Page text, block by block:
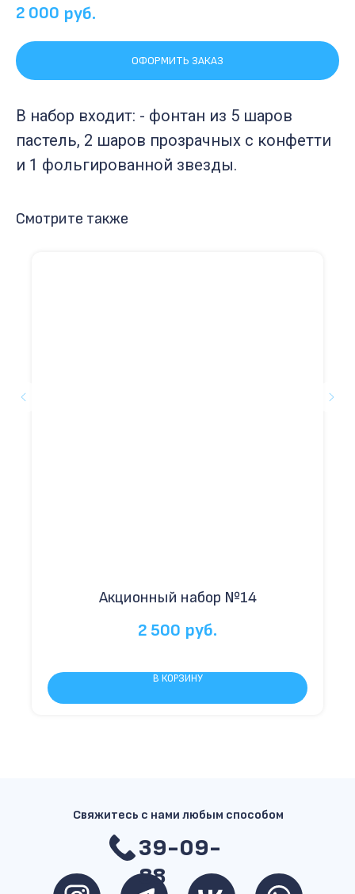
2 000 руб.
ОФОРМИТЬ ЗАКАЗ
В набор входит: - фонтан из 5 шаров
пастель, 2 шаров прозрачных с конфетти
и 1 фольгированной звезды.
Смотрите также
Акционный набор №14
2 500 руб.
В КОРЗИНУ
39-09-
88
Свяжитесь с нами любым способом